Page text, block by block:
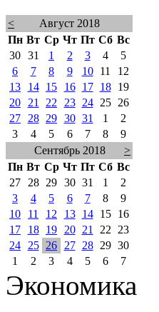
<
Август 2018
Пн Вт Ср Чт Пт Сб Вс
30 31 1 2 3 4
5
6
7 8 9 10 11
12
13
14 15 16 17 18
19
20
21 22 23 24 25
26
27
28 29 30 31 1
2
3
4 5 6 7 8
9
Сентябрь 2018
>
Пн Вт Ср Чт Пт Сб Вс
27
28 29 30 31 1
2
3
4 5 6 7 8
9
10
11 12 13 14 15
16
17
18 19 20 21 22
23
24
25 26 27 28 29 30
1
2 3 4 5 6 7
Экономика